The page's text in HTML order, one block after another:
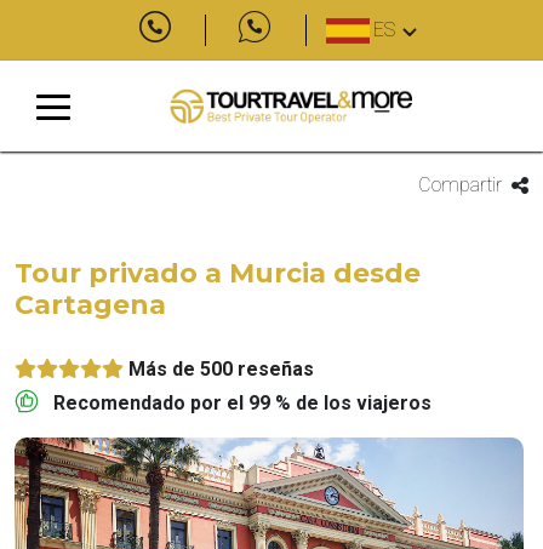
ES
Compartir
Tour privado a Murcia desde
Cartagena
Más de 500 reseñas
Recomendado por el 99 % de los viajeros